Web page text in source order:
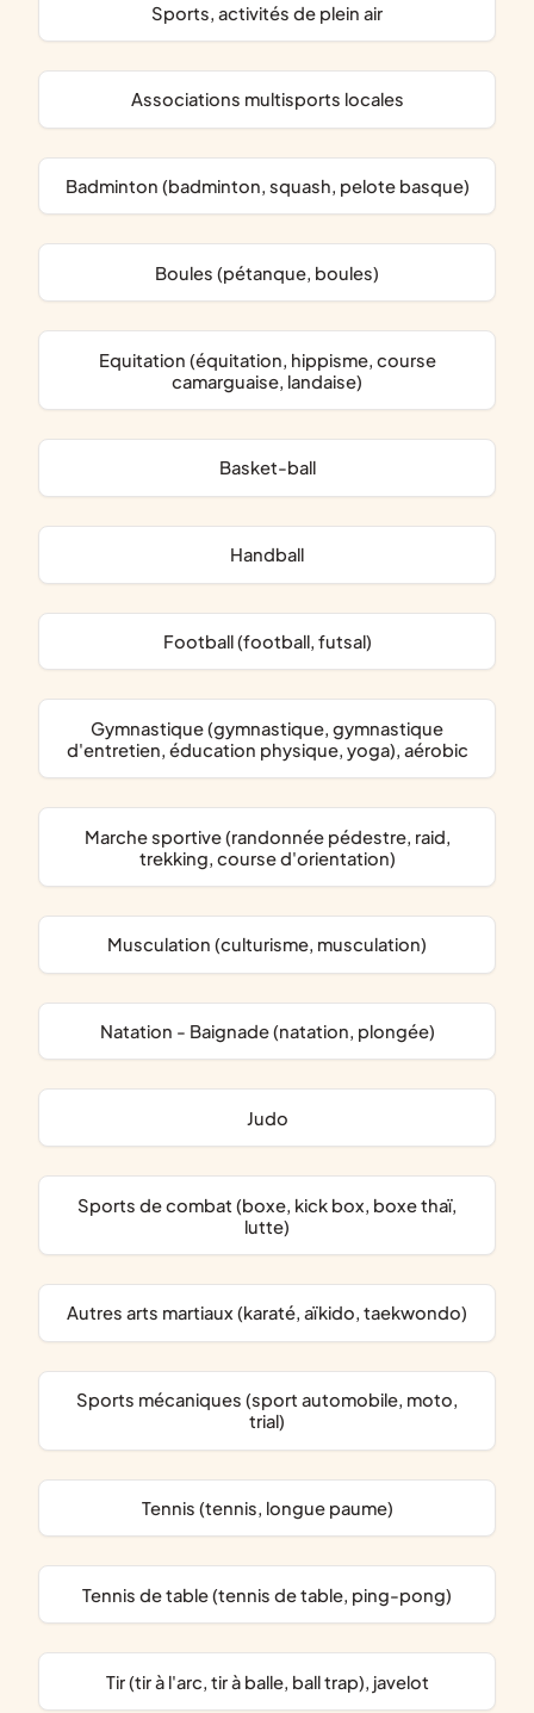
Sports, activités de plein air
associations multisports locales
Badminton (badminton, squash, pelote basque)
Boules (pétanque, boules)
Equitation (équitation, hippisme, course
camarguaise, landaise)
Basket-ball
Handball
Football (football, futsal)
Gymnastique (gymnastique, gymnastique
d'entretien, éducation physique, yoga), aérobic
Marche sportive (randonnée pédestre, raid,
trekking, course d'orientation)
Musculation (culturisme, musculation)
Natation - Baignade (natation, plongée)
Judo
Sports de combat (boxe, kick box, boxe thaï,
lutte)
Autres arts martiaux (karaté, aïkido, taekwondo)
Sports mécaniques (sport automobile, moto,
trial)
Tennis (tennis, longue paume)
Tennis de table (tennis de table, ping-pong)
Tir (tir à l'arc, tir à balle, ball trap), javelot